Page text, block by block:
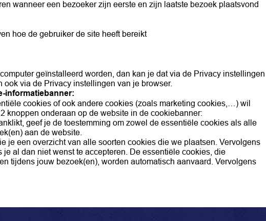
wanneer een bezoeker zijn eerste en zijn laatste bezoek plaatsvond
hoe de gebruiker de site heeft bereikt
geïnstalleerd worden, dan kan je dat via de Privacy instellingen
via de Privacy instellingen van je browser.
informatiebanner:
cookies of ook andere cookies (zoals marketing cookies,…) wil
knoppen onderaan op de website in de cookiebanner:
geef je de toestemming om zowel de essentiële cookies als alle
aan de website.
je een overzicht van alle soorten cookies die we plaatsen. Vervolgens
al dan niet wenst te accepteren. De essentiële cookies, die
tijdens jouw bezoek(en), worden automatisch aanvaard. Vervolgens